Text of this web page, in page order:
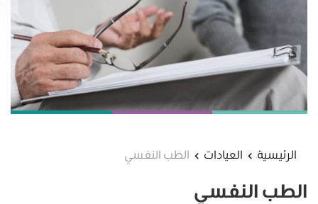
الرئيسية العيادات الطب النفسي
الطب النفسي